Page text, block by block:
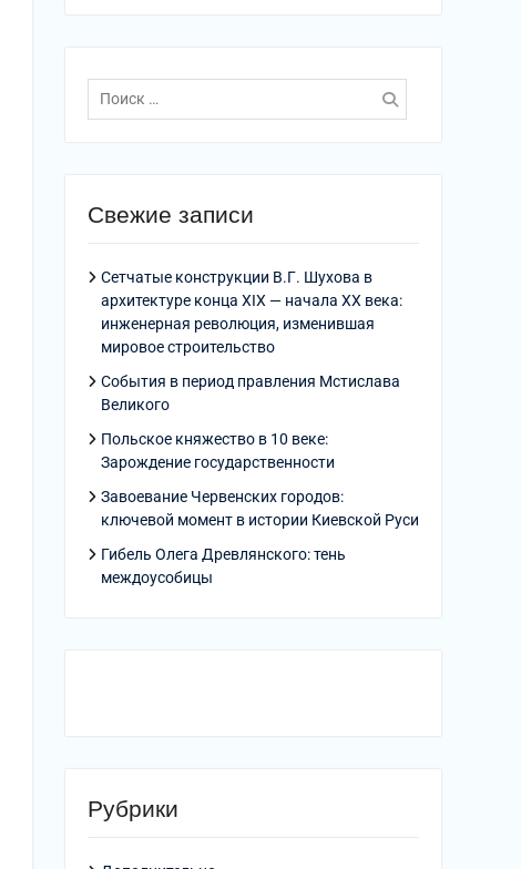
Поиск
по:
Свежие записи
Сетчатые конструкции В.Г. Шухова в
архитектуре конца XIX — начала XX века:
инженерная революция, изменившая
мировое строительство
События в период правления Мстислава
Великого
Польское княжество в 10 веке:
Зарождение государственности
Завоевание Червенских городов:
ключевой момент в истории Киевской Руси
Гибель Олега Древлянского: тень
междоусобицы
Рубрики